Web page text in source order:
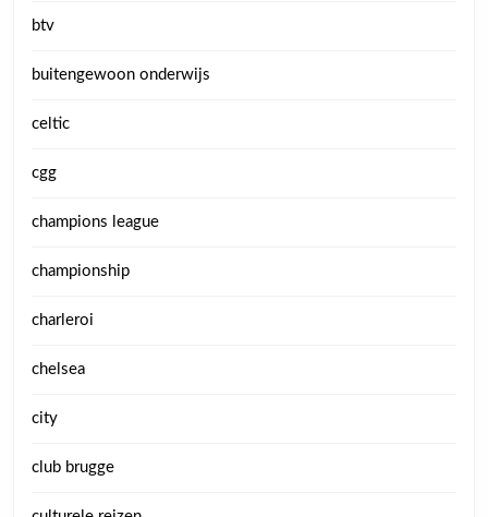
btv
buitengewoon onderwijs
celtic
cgg
champions league
championship
charleroi
chelsea
city
club brugge